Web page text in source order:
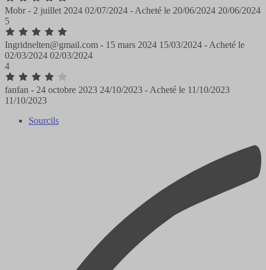
Mobr - 2 juillet 2024 02/07/2024 -Acheté le 20/06/2024 20/06/2024
5
Ingridnelten@gmail.com - 15 mars 2024 15/03/2024 -Acheté le
02/03/2024 02/03/2024
4
fanfan - 24 octobre 2023 24/10/2023 -Acheté le 11/10/2023
11/10/2023
Sourcils